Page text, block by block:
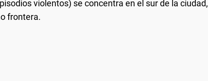
violentos) se concentra en el sur de la ciudad,
frontera.